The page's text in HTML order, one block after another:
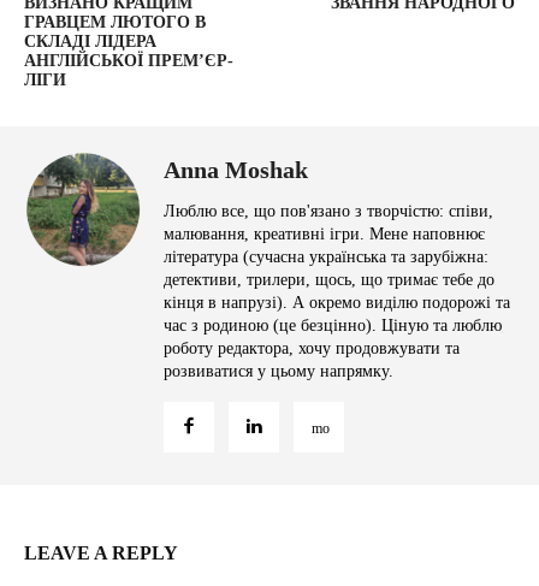
ГРАВЦЕМ ЛЮТОГО В
СКЛАДІ ЛІДЕРА
АНГЛІЙСЬКОЇ ПРЕМ’ЄР-
ЛІГИ
Anna Moshak
Люблю все, що пов'язано з творчістю: співи,
малювання, креативні ігри. Мене наповнює
література (сучасна українська та зарубіжна:
детективи, трилери, щось, що тримає тебе до
кінця в напрузі). А окремо виділю подорожі та
час з родиною (це безцінно). Ціную та люблю
роботу редактора, хочу продовжувати та
розвиватися у цьому напрямку.
LEAVE A REPLY